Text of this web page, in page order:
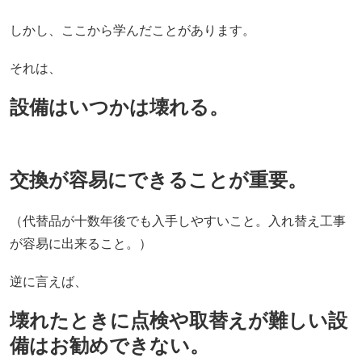
しかし、ここから学んだことがあります。
それは、
設備はいつかは壊れる。
交換が容易にできることが重要。
（代替品が十数年後でも入手しやすいこと。入れ替え工事
が容易に出来ること。）
逆に言えば、
壊れたときに点検や取替えが難しい設
備はお勧めできない。